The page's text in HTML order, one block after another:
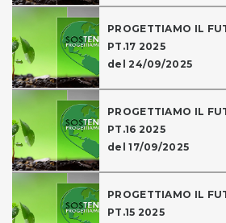
PROGETTIAMO IL
PT.17 2025
del 24/09/2025
PROGETTIAMO IL
PT.16 2025
del 17/09/2025
PROGETTIAMO IL
PT.15 2025